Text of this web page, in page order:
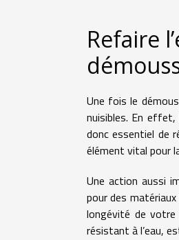
Refaire
Une fois le
nuisibles. En
donc essentiel de
élément vital pour
Une action aussi
pour des
longévité de
résistant à l’eau,